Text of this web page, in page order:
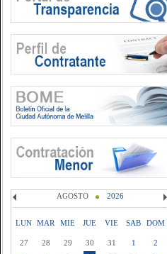
AGOSTO 2026
LUN MAR MIE JUE VIE SAB DOM
27 28 29 30 31 1
2